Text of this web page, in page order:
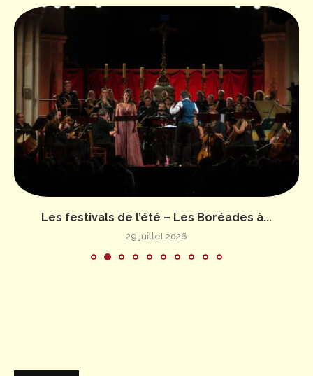
Les festivals de l’été – Les Boréades à...
29 juillet 2026